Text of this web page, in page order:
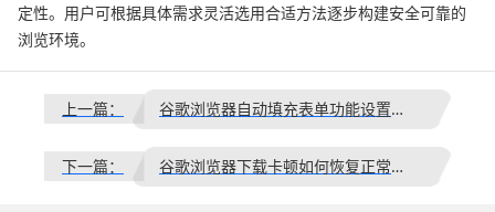
定性。用户可根据具体需求灵活选用合适方法逐步构建安全可靠的
浏览环境。
上一篇： 谷歌浏览器自动填充表单功能设置及安全提示
下一篇： 谷歌浏览器下载卡顿如何恢复正常下载操作方法